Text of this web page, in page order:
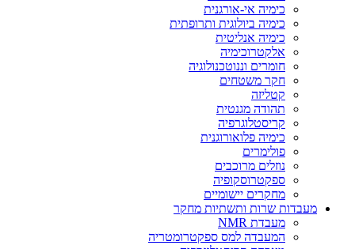
כימיה אי-אורגנית
כימיה ביולוגית ותרופתית
כימיה אנליטית
אלקטרוכימיה
חומרים וננוטכנולוגיה
חקר משטחים
קטליזה
תהודה מגנטית
קריסטלוגרפיה
כימיה פלואורוגנית
פולימרים
נוזלים מרוכבים
ספקטרוסקופיה
מחקרים יישומיים
מעבדות שרות ותשתיות מחקר
מעבדת NMR
המעבדה למס ספקטרומטריה